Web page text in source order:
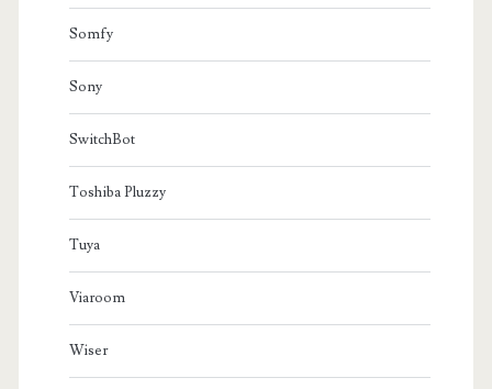
Somfy
Sony
SwitchBot
Toshiba Pluzzy
Tuya
Viaroom
Wiser